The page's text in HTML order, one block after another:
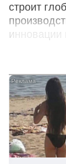
строит
инновации